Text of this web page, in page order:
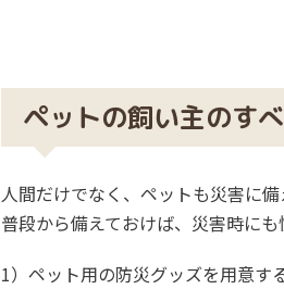
ペットの飼い主のす
人間だけでなく、ペットも災害に備
普段から備えておけば、災害時にも
1）ペット用の防災グッズを用意す